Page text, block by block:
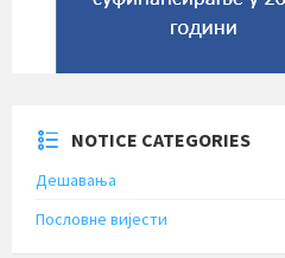
NOTICE CATEGORIES
Дешавања
Пословне вијести